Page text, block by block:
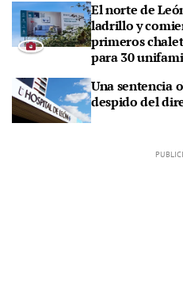
El norte de
ladrillo y
primeros
para 30
Una sentencia
despido del